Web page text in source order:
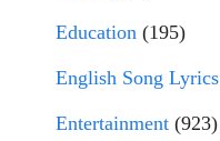
Education (195)
English Song Lyrics
Entertainment (923)